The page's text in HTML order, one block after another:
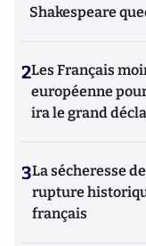
Shakespeare
2Les Français
européenne
ira le grand
3La sécheresse
rupture
français